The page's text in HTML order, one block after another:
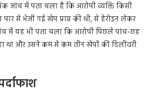
जांच में पता चला है कि आरोपी व्यक्ति किसी
से भेजी गई खेप प्राप्त की थी, से हेरोइन लेकर
में यह भी पता चला कि आरोपी पिछले पांच-छह
था और उसने कम से कम तीन खेपों की डिलीवरी